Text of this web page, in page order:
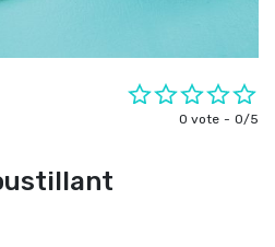
0 vote 0/5